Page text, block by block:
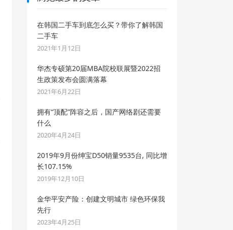
在韩国二手车到底怎么买？带你了解韩国
二手车
2021年1月12日
华杰专硕第20届MBA院校联展暨2022招
生政策发布会圆满落幕
2021年6月22日
拥有“顶配”阵容之后，国产网络剧还需要
什么
2020年4月24日
2019年9月份绅宝D50销量9535台, 同比增
长107.15%
2019年12月10日
金华平安产险：创建文明城市 绿色环保我
先行
2023年4月25日